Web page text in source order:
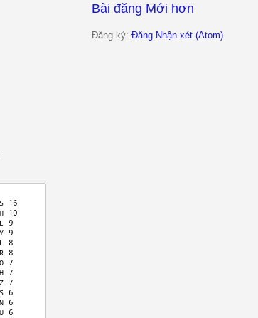
Bài đăng Mới hơn
Đăng ký: Đăng Nhận xét (Atom)